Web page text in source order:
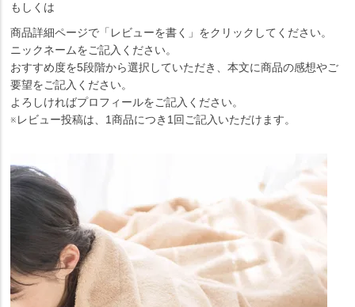
もしくは
商品詳細ページで「レビューを書く」をクリックしてください。
ニックネームをご記入ください。
おすすめ度を5段階から選択していただき、本文に商品の感想やご
要望をご記入ください。
よろしければプロフィールをご記入ください。
※レビュー投稿は、1商品につき1回ご記入いただけます。